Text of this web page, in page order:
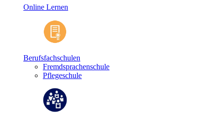
Online Lernen
Berufsfachschulen
Fremdsprachenschule
Pflegeschule